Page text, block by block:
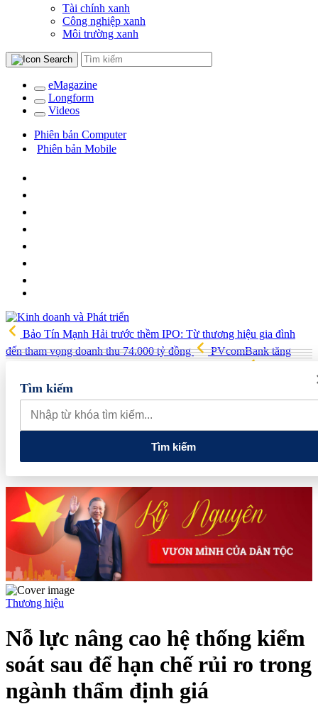
Tài chính xanh
Công nghiệp xanh
Môi trường xanh
eMagazine
Longform
Videos
Phiên bản Computer
Phiên bản Mobile
Bảo Tín Mạnh Hải trước thềm IPO: Từ thương hiệu gia đình
đến tham vọng doanh thu 74.000 tỷ đồng
PVcomBank tăng
Australia xây dựng, triển khai chiến lược kết nối khoa học công
nghệ và đổi mới sáng tạo tầm nhìn dài hạn
5 chính sách lớn mở
đường cho thị trường hàng hóa phái sinh
thắp sáng ngọn lửa 'Tôi yêu Tổ quốc tôi'
Tìm kiếm
Tìm kiếm
Thương hiệu
Nỗ lực nâng cao hệ thống kiểm
soát sau để hạn chế rủi ro trong
ngành thẩm định giá